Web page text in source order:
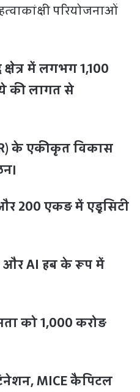
परियोजनाओं
में लगभग 1,100
की लागत से
के एकीकृत विकास
200 एकड़ में एडूसिटी
और AI हब के रूप में
को 1,000 करोड़
MICE कैपिटल